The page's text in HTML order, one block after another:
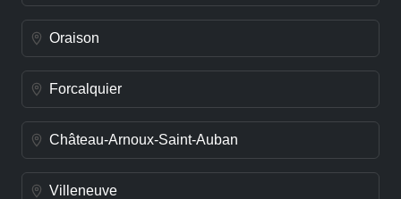
Oraison
Forcalquier
Château-Arnoux-Saint-Auban
Villeneuve